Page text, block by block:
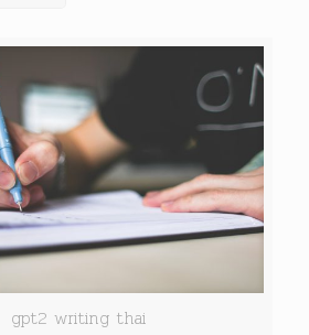
gpt2 writing thai